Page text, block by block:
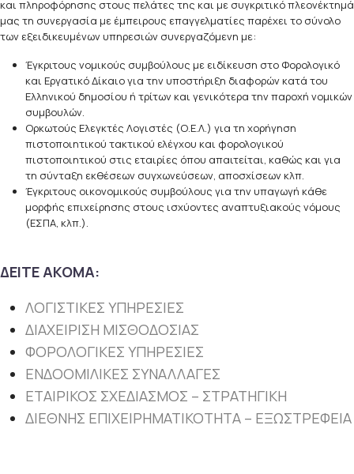
και πληροφόρησης στους πελάτες της και με συγκριτικό πλεονέκτημά
μας τη συνεργασία με έμπειρους επαγγελματίες παρέχει το σύνολο
των εξειδικευμένων υπηρεσιών συνεργαζόμενη με:
Έγκριτους νομικούς συμβούλους με ειδίκευση στο Φορολογικό
και Εργατικό Δίκαιο για την υποστήριξη διαφορών κατά του
Ελληνικού δημοσίου ή τρίτων και γενικότερα την παροχή νομικών
συμβουλών.
Ορκωτούς Eλεγκτές Λογιστές (Ο.Ε.Λ.) για τη χορήγηση
πιστοποιητικού τακτικού ελέγχου και φορολογικού
πιστοποιητικού στις εταιρίες όπου απαιτείται, καθώς και για
τη σύνταξη εκθέσεων συγχωνεύσεων, αποσχίσεων κλπ.
Έγκριτους οικονομικούς συμβούλους για την υπαγωγή κάθε
μορφής επιχείρησης στους ισχύοντες αναπτυξιακούς νόμους
(ΕΣΠΑ, κλπ.).
ΔΕΙΤΕ ΑΚΟΜΑ:
ΛΟΓΙΣΤΙΚΕΣ ΥΠΗΡΕΣΙΕΣ
ΔΙΑΧΕΙΡΙΣΗ ΜΙΣΘΟΔΟΣΙΑΣ
ΦΟΡΟΛΟΓΙΚΕΣ ΥΠΗΡΕΣΙΕΣ
ΕΝΔΟΟΜΙΛΙΚΕΣ ΣΥΝΑΛΛΑΓΕΣ
ΕΤΑΙΡΙΚΟΣ ΣΧΕΔΙΑΣΜΟΣ – ΣΤΡΑΤΗΓΙΚΗ
ΔΙΕΘΝΗΣ ΕΠΙΧΕΙΡΗΜΑΤΙΚΟΤΗΤΑ – ΕΞΩΣΤΡΕΦΕΙΑ